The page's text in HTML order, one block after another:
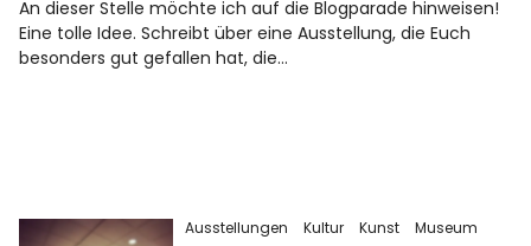
An dieser Stelle möchte ich auf die Blogparade hinweisen!
Eine tolle Idee. Schreibt über eine Ausstellung, die Euch
besonders gut gefallen hat, die…
Ausstellungen Kultur Kunst Museum